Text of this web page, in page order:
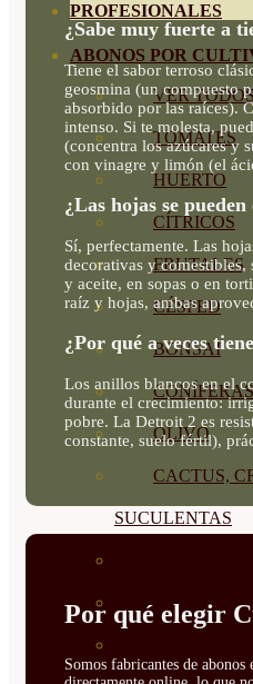
PROFESIONALES
ABONOS POR
VER
TOMATES
HUERTO
CÍTRICOS
FRUTALES
CÉSPED
BONSAI
OLIVO
CACTUS,
SUCULENTAS
ORQUIDEAS
¿Sabe muy fuerte a
Tiene el sabor terroso
geosmina (un compuesto
absorbido por las raíces).
intenso. Si te molesta,
(concentra los azúcares y
con vinagre y limón (el
¿Las hojas se pueden
Sí, perfectamente. Las
decorativas y comestibles,
y aceite, en sopas o en
raíz y hojas, ambas
¿Por qué a veces
Los anillos blancos en el
durante el crecimiento:
pobre. La Detroit 2 es
constante, suelo fértil),
Por qué elegir
Somos fabricantes de